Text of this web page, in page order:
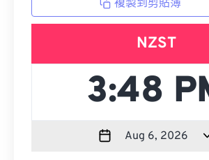
複製到剪貼簿
NZST